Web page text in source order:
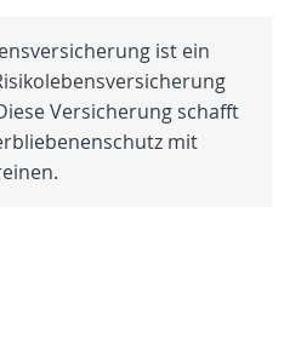
ist ein
Versicherung schafft
mit